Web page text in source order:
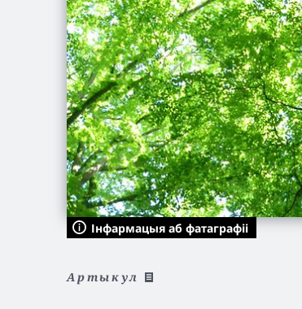
Інфармацыя аб фатаграфіі
Артыкул